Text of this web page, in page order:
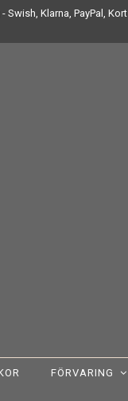
Swish, Klarna, PayPal, Kort
FÖRVARING